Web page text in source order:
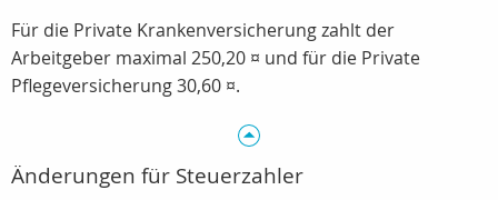
Für die Private Krankenversicherung zahlt der
Arbeitgeber maximal 250,20 ¤ und für die Private
Pflegeversicherung 30,60 ¤.
Änderungen für Steuerzahler